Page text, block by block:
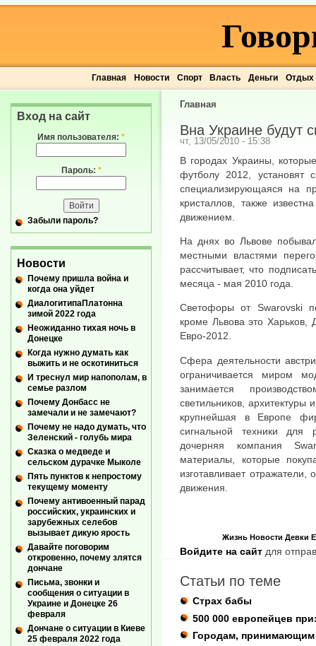
Главная Новости Спорт Власть Деньги Отдых
Главная
Вна Украине будут
чт, 13/05/2010 - 15:38
В городах Украины,
футболу 2012, установят
специализирующаяся на
кристаллов, также
движением.
На днях во Львове
местными властями
рассчитывает, что
месяца - мая 2010 года.
Светофоры от Swarovski
кроме Львова это
Евро-2012.
Сфера деятельности
ограничивается миром
занимается
светильников,
крупнейшая в Европе
сигнальной техники для
дочерняя компания
материалы, которые
изготавливает
движения.
Жизнь Новости Девки
Войдите на сайт для
Статьи по теме
Страх бабы
500 000 европейцев
Городам, принимающим
Вход на сайт
Имя пользователя: *
Пароль: *
Забыли пароль?
Новости
Почему пришла война и
когда она уйдет
ДиалогитипаПлатонна
зимой 2022 года
Неожиданно тихая ночь в
Донецке
Когда нужно думать как
выжить и не оскотиниться
И треснул мир напополам, в
семье разлом
Почему Донбасс не
замечали и не замечают?
Почему не надо думать, что
Зеленский - голубь мира
Сказка о медведе и
сельском дурачке Мыколе
Пять пунктов к непростому
текущему моменту
Почему антивоенный парад
российских, украинских и
зарубежных селебов
вызывает дикую ярость
Давайте поговорим
откровенно, почему злятся
дончане
Письма, звонки и
сообщения о ситуации в
Украине и Донецке 26
февраля
Дончане о ситуации в Киеве
25 февраля 2022 года